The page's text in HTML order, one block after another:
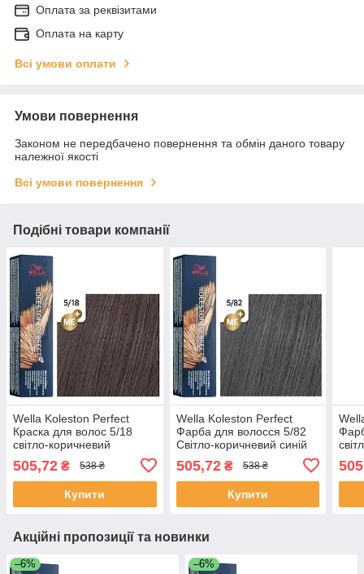
Оплата за реквізитами
Оплата на карту
Всі умови оплати
Умови повернення
Законом не передбачено повернення та обмін даного товару
належної якості
Всі умови повернення
Подібні товари компанії
Wella Koleston Perfect
Краска для волос 5/18
світло-коричневий
попелястий перламутр 60
мл
505,72 ₴ 538 ₴
Купити
Wella Koleston Perfect
Фарба для волосся 5/82
Світло-коричневий синій
505,72₴ 538 ₴
Купити
Акційні пропозиції та новинки
–6% –6%